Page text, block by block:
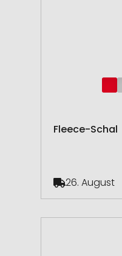
Fleece-Schal
26. August